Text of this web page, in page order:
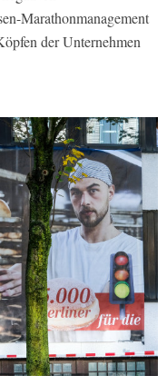
Marathonmanagement
der Unternehmen